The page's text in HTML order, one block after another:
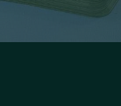
Facebook